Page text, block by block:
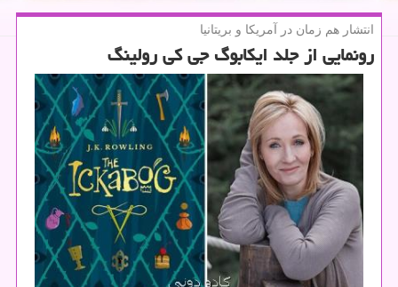
انتشار هم زمان در آمریكا و بریتانیا
رونمایی از جلد ایكابوگ جی كی رولینگ